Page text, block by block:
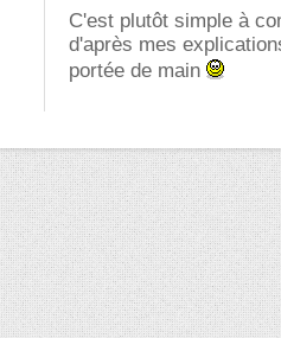
C'est plutôt simple à
d'après mes
portée de main